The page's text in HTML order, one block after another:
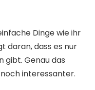
Dinge wie ihr
daran, dass es nur
gibt. Genau das
interessanter.